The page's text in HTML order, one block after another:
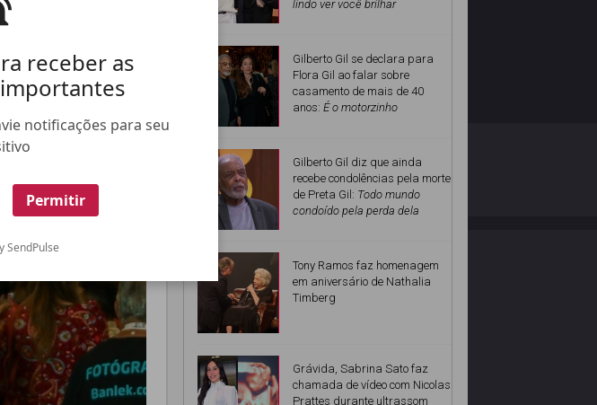
receber as
notificações para seu
Permitir
SendPulse
seus traços
lindo ver você brilhar
Gilberto Gil se declara para
Flora Gil ao falar sobre
casamento de mais de 40
anos: É o motorzinho
Gilberto Gil diz que ainda
recebe condolências pela morte
de Preta Gil: Todo mundo
condoído pela perda dela
Tony Ramos faz homenagem
em aniversário de Nathalia
Timberg
Grávida, Sabrina Sato faz
chamada de vídeo com Nicolas
Prattes durante ultrassom
TRABALHE NO ESTRELANDO
Desenvolvido por